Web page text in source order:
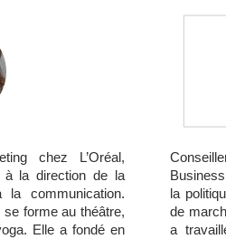
chez L’Oréal,
la direction de la
communication.
se forme au théâtre,
Elle a fondé en
la
de
a